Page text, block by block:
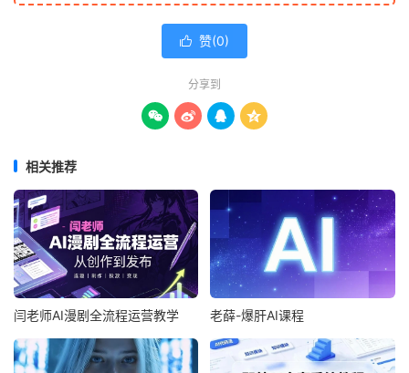
 赞(0)
分享到
   
相关推荐
闫老师AI漫剧全流程运营教学 老薛-爆肝AI课程